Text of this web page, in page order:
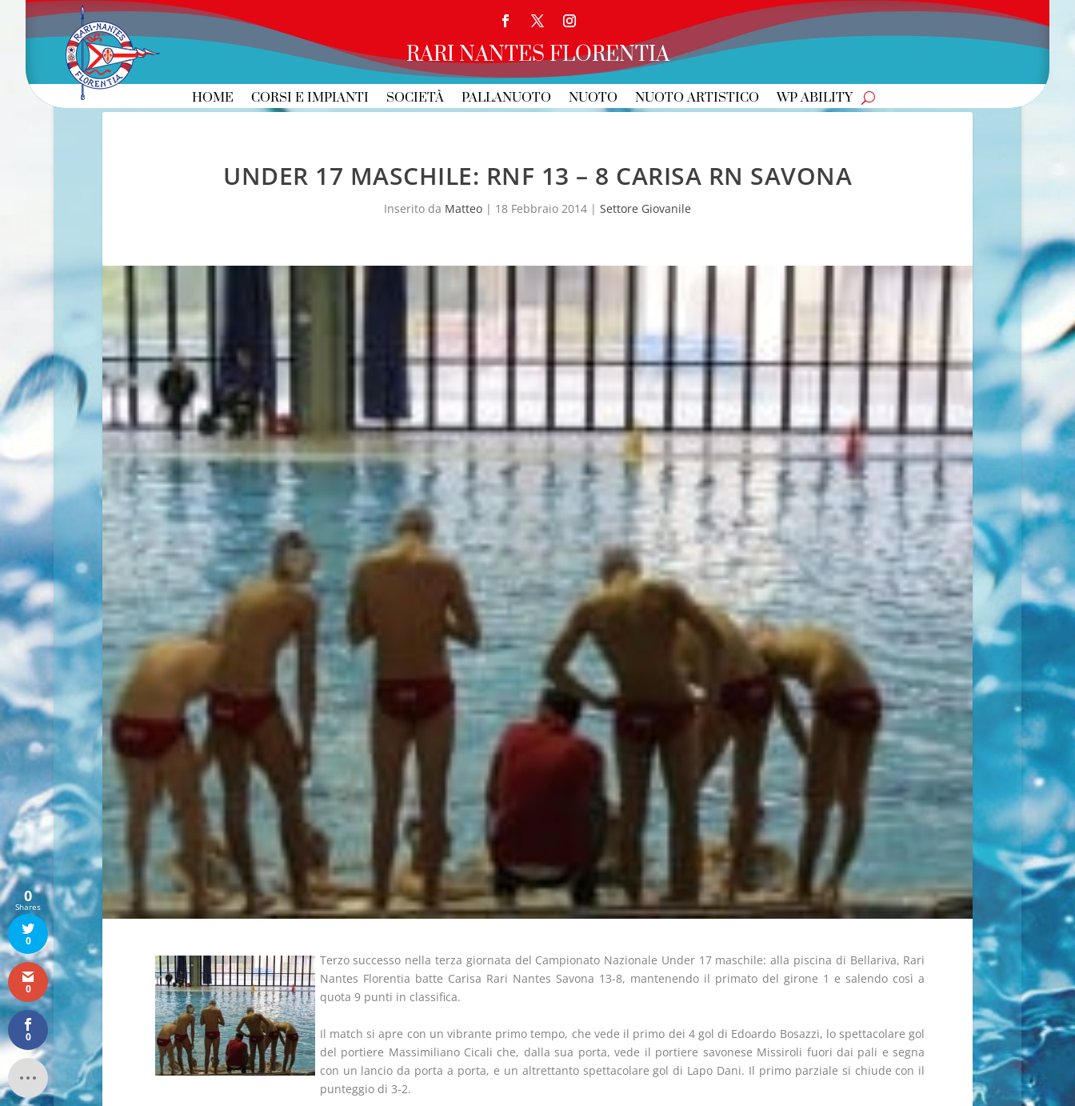
RARI NANTES FLORENTIA
HOME CORSI E IMPIANTI SOCIETÀ PALLANUOTO NUOTO NUOTO ARTISTICO WP ABILITY
UNDER 17 MASCHILE: RNF 13 – 8 CARISA RN SAVONA
Inserito da Matteo | 18 Febbraio 2014 | Settore Giovanile
Terzo successo nella terza giornata del Campionato Nazionale Under 17 maschile: alla piscina di Bellariva, Rari
Nantes Florentia batte Carisa Rari Nantes Savona 13-8, mantenendo il primato del girone 1 e salendo così a
quota 9 punti in classifica.
Il match si apre con un vibrante primo tempo, che vede il primo dei 4 gol di Edoardo Bosazzi, lo spettacolare gol
del portiere Massimiliano Cicali che, dalla sua porta, vede il portiere savonese Missiroli fuori dai pali e segna
con un lancio da porta a porta, e un altrettanto spettacolare gol di Lapo Dani. Il primo parziale si chiude con il
punteggio di 3-2.
0
Shares
0
0
0